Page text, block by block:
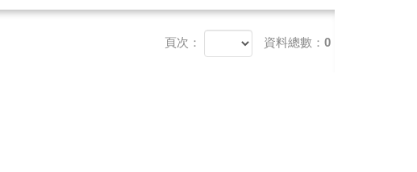
頁次： 資料總數：0